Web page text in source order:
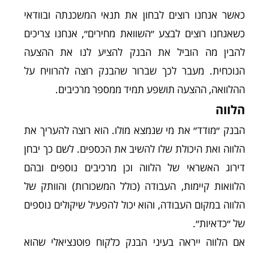
כאשר אנחנו רוצים לבחון את תנאי המשכנתה ובוודאי
כשאנחנו רוצים לבצע ״השוואת מחירים״, אנחנו צריכים
להבין מה הוביל את הבנק להציע לנו את ההצעה
הנוכחית. מעבר לכך שברור שהבנק רוצה להרוויח על
ההלוואה, ההצעה תושפע תמיד ממספר מרכיבים.
הלווה
הבנק ״מודד״ את מי שנמצא מולו. הוא רוצה להעריך את
הלווה ואת היכולת שלו להשיב את הכספים. לשם כך יבחן
דירוג האשראי של הלווה וכן מרכיבים נוספים ובהם
הלוואות קיימות, העבודה (כולל המשכורות) והוותק של
הלווה במקום העבודה, והוא יכול להפעיל שיקולים נוספים
של ״כדאיות״.
אם הלווה ייראה בעיני הבנק כלקוח פוטנציאלי שהוא